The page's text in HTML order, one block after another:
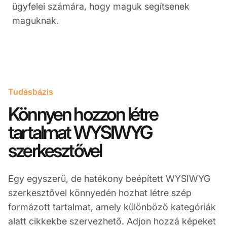
ügyfelei számára, hogy maguk segítsenek
maguknak.
Tudásbázis
Könnyen hozzon létre
tartalmat WYSIWYG
szerkesztővel
Egy egyszerű, de hatékony beépített WYSIWYG
szerkesztővel könnyedén hozhat létre szép
formázott tartalmat, amely különböző kategóriák
alatt cikkekbe szervezhető. Adjon hozzá képeket